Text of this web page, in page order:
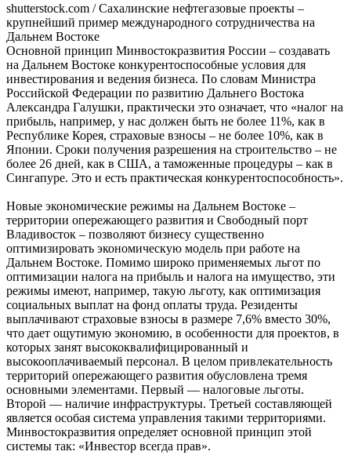
shutterstock.com / Сахалинские нефтегазовые проекты –
крупнейший пример международного сотрудничества на
Дальнем Востоке
Основной принцип Минвостокразвития России – создавать
на Дальнем Востоке конкурентоспособные условия для
инвестирования и ведения бизнеса. По словам Министра
Российской Федерации по развитию Дальнего Востока
Александра Галушки, практически это означает, что «налог на
прибыль, например, у нас должен быть не более 11%, как в
Республике Корея, страховые взносы – не более 10%, как в
Японии. Сроки получения разрешения на строительство – не
более 26 дней, как в США, а таможенные процедуры – как в
Сингапуре. Это и есть практическая конкурентоспособность».
Новые экономические режимы на Дальнем Востоке –
территории опережающего развития и Свободный порт
Владивосток – позволяют бизнесу существенно
оптимизировать экономическую модель при работе на
Дальнем Востоке. Помимо широко применяемых льгот по
оптимизации налога на прибыль и налога на имущество, эти
режимы имеют, например, такую льготу, как оптимизация
социальных выплат на фонд оплаты труда. Резиденты
выплачивают страховые взносы в размере 7,6% вместо 30%,
что дает ощутимую экономию, в особенности для проектов, в
которых занят высококвалифицированный и
высокооплачиваемый персонал. В целом привлекательность
территорий опережающего развития обусловлена тремя
основными элементами. Первый — налоговые льготы.
Второй — наличие инфраструктуры. Третьей составляющей
является особая система управления такими территориями.
Минвостокразвития определяет основной принцип этой
системы так: «Инвестор всегда прав».